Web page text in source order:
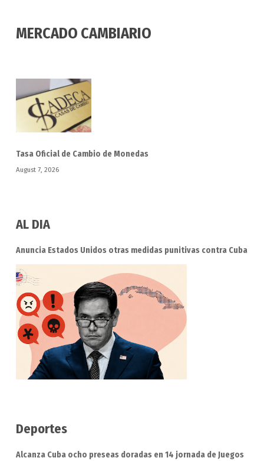
MERCADO CAMBIARIO
Tasa Oficial de Cambio de Monedas
August 7, 2026
AL DIA
Anuncia Estados Unidos otras medidas punitivas contra Cuba
Deportes
Alcanza Cuba ocho preseas doradas en 14 jornada de Juegos